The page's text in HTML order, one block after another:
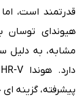
مشابه، به دلیل
پیشرفته، گزینه